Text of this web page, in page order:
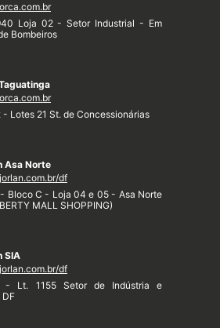
Loja 02 - Setor Industrial - Em
Bombeiros
- Lotes 21 St. de Concessionárias
Asa Norte
df
Bloco C - Loja 04 e 05 - Asa Norte
MALL SHOPPING)
SIA
df
- Lt. 1155 Setor de Indústria e